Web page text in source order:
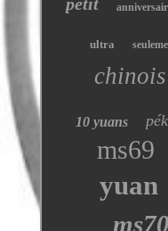
ultra
chinois
10 yuans
ms69
yuan
ms70